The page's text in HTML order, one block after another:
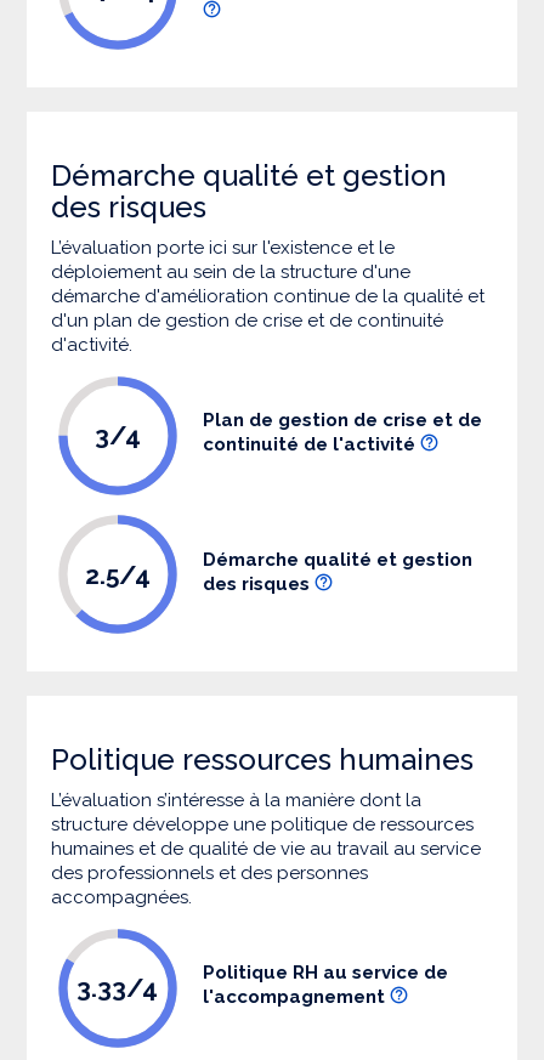
Démarche qualité et gestion
des risques
L’évaluation porte ici sur l'existence et le
déploiement au sein de la structure d'une
démarche d'amélioration continue de la qualité et
d'un plan de gestion de crise et de continuité
d'activité.
3/4
Plan de gestion de crise et de
continuité de l'activité
2.5/4
Démarche qualité et gestion
des risques
Politique ressources humaines
L’évaluation s’intéresse à la manière dont la
structure développe une politique de ressources
humaines et de qualité de vie au travail au service
des professionnels et des personnes
accompagnées.
3.33/4
Politique RH au service de
l'accompagnement